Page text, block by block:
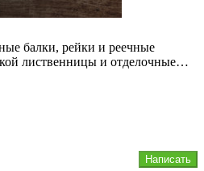
балки, рейки и реечные
лиственницы и отделочные
Написать